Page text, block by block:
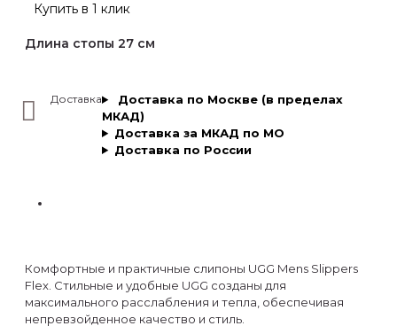
Купить в 1 клик
Длина стопы 27 см
Доставка
Доставка по Москве (в пределах
МКАД)
Доставка за МКАД по МО
Доставка по России
Комфортные и практичные слипоны UGG Mens Slippers
Flex. Стильные и удобные UGG созданы для
максимального расслабления и тепла, обеспечивая
непревзойденное качество и стиль.